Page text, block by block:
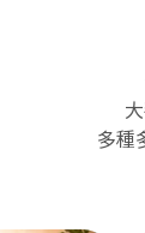
多種